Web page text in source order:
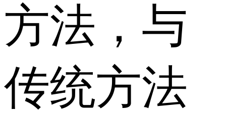
方法，与
传统方法